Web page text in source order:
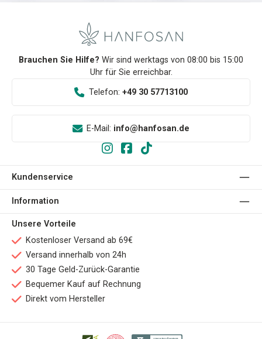
Brauchen Sie Hilfe? Wir sind werktags von 08:00 bis 15:00
Uhr für Sie erreichbar.
Telefon: +49 30 57713100
E-Mail: info@hanfosan.de
Kundenservice
Information
Unsere Vorteile
Kostenloser Versand ab 69€
Versand innerhalb von 24h
30 Tage Geld-Zurück-Garantie
Bequemer Kauf auf Rechnung
Direkt vom Hersteller